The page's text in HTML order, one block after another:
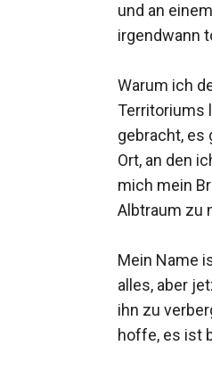
und an
irgendwann
Warum ich
Territoriums
gebracht, es
Ort, an den
mich mein
Albtraum zu
Mein Name
alles, aber
ihn zu
hoffe, es ist